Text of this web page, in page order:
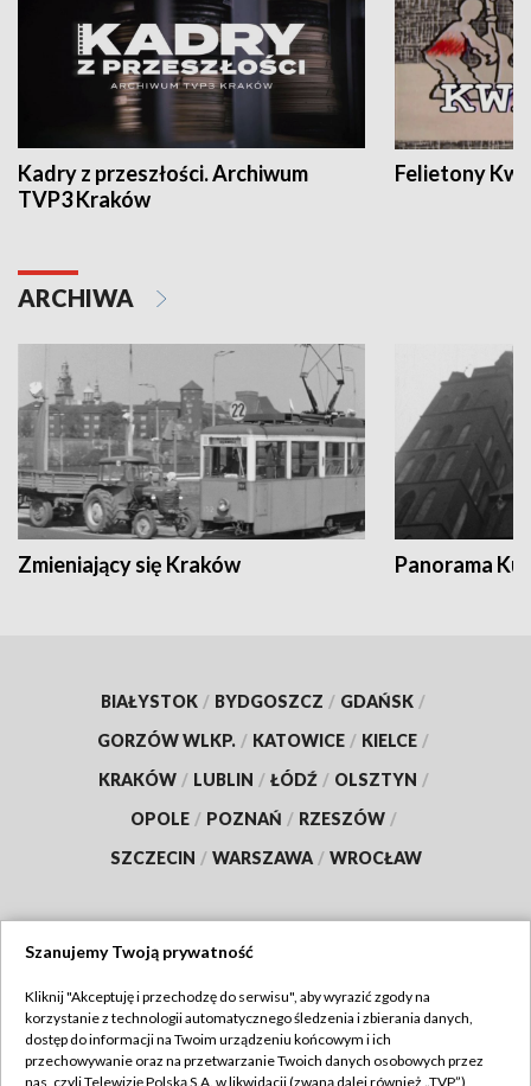
Kadry z przeszłości. Archiwum
TVP3 Kraków
Felietony
ARCHIWA
Zmieniający się Kraków Panorama
BIAŁYSTOK / BYDGOSZCZ / GDAŃSK /
GORZÓW WLKP. / KATOWICE / KIELCE /
KRAKÓW / LUBLIN / ŁÓDŹ / OLSZTYN /
OPOLE / POZNAŃ / RZESZÓW /
SZCZECIN / WARSZAWA / WROCŁAW
TVP
Abonament TVP
Regulamin TVP
Szanujemy Twoją prywatność
Kliknij "Akceptuję i przechodzę do serwisu", aby wyrazić zgody na
korzystanie z technologii automatycznego śledzenia i zbierania danych,
dostęp do informacji na Twoim urządzeniu końcowym i ich
przechowywanie oraz na przetwarzanie Twoich danych osobowych przez
nas, czyli Telewizję Polską S.A. w likwidacji (zwaną dalej również „TVP”),